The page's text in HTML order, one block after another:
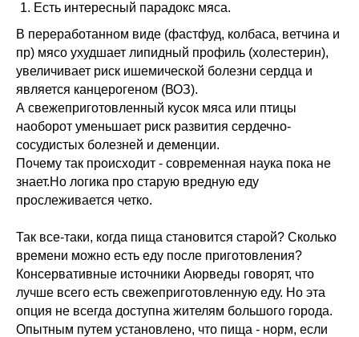
Есть интересный парадокс мяса.
В переработанном виде (фастфуд, колбаса, ветчина и
пр) мясо ухудшает липидный профиль (холестерин),
увеличивает риск ишемической болезни сердца и
является канцерогеном (ВОЗ).
А свежеприготовленный кусок мяса или птицы
наоборот уменьшает риск развития сердечно-
сосудистых болезней и деменции.
Почему так происходит - современная наука пока не
знает.Но логика про старую вредную еду
прослеживается четко.
Так все-таки, когда пища становится старой? Сколько
времени можно есть еду после приготовления?
Консервативные источники Аюрведы говорят, что
лучше всего есть свежеприготовленную еду. Но эта
опция не всегда доступна жителям большого города.
Опытным путем установлено, что пища - норм, если
Меню
О школе
Программы
Магазин
Блог
Контакты
Юридическая информация
ОГРНИП 320784700135283
ИНН 780514759572
Положение об акциях
Соцсети
ВКонтакте
Telegram
MAX